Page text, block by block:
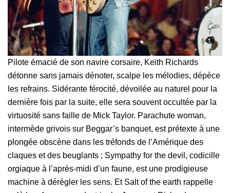
Pilote émacié de son navire corsaire, Keith Richards
détonne sans jamais dénoter, scalpe les mélodies, dépèce
les refrains. Sidérante férocité, dévoilée au naturel pour la
dernière fois par la suite, elle sera souvent occultée par la
virtuosité sans faille de Mick Taylor. Parachute woman,
intermède grivois sur Beggar’s banquet, est prétexte à une
plongée obscène dans les tréfonds de l’Amérique des
claques et des beuglants ; Sympathy for the devil, codicille
orgiaque à l’après-midi d’un faune, est une prodigieuse
machine à dérégler les sens. Et Salt of the earth rappelle